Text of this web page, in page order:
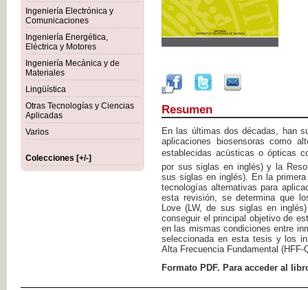
Ingeniería Electrónica y
Comunicaciones
Ingeniería Energética,
Eléctrica y Motores
Ingeniería Mecánica y de
Materiales
Lingüística
Otras Tecnologías y Ciencias
Aplicadas
Varios
Colecciones [+/-]
Resumen
En las últimas dos décadas, han
aplicaciones biosensoras como
establecidas acústicas o ópticas
por sus siglas en inglés) y la
sus siglas en inglés). En la
tecnologías alternativas para
esta revisión, se determina que
Love (LW, de sus siglas en
conseguir el principal objetivo de
en las mismas condiciones entre
seleccionada en esta tesis y los
Alta Frecuencia Fundamental
Formato PDF. Para acceder al